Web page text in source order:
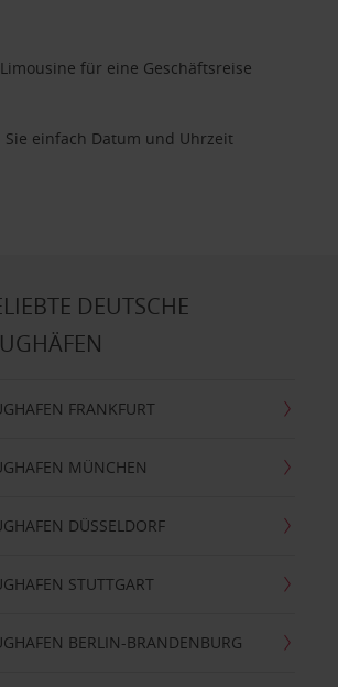
für eine Geschäftsreise
Sie einfach Datum und Uhrzeit
DEUTSCHE
FRANKFURT
MÜNCHEN
DÜSSELDORF
STUTTGART
BERLIN-BRANDENBURG